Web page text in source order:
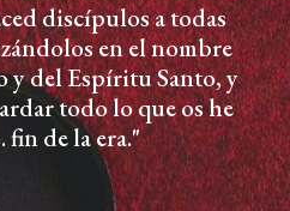
discípulos a todas
en el nombre
y del Espíritu Santo, y
todo lo que os he
fin de la era."